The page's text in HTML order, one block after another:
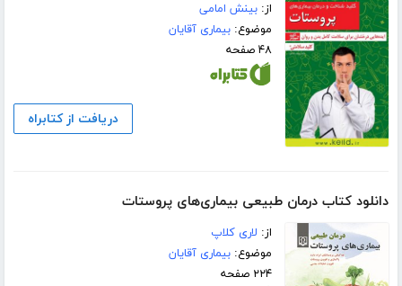
از:بینش امامی
موضوع:بیماری آقایان
۴۸ صفحه
دریافت از کتابراه
دانلود کتاب درمان طبیعی بیماری‌های پروستات
از: لاری کلاپ
موضوع:بیماری آقایان
۲۲۴ صفحه